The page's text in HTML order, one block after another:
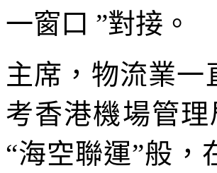
一窗口 ”對接。
主席，物流業
考香港機場管理
“海空聯運”般，